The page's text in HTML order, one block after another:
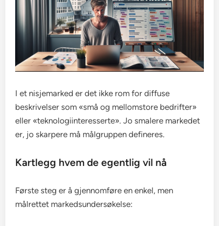
I et nisjemarked er det ikke rom for diffuse
beskrivelser som «små og mellomstore bedrifter»
eller «teknologiinteresserte». Jo smalere markedet
er, jo skarpere må målgruppen defineres.
Kartlegg hvem de egentlig vil nå
Første steg er å gjennomføre en enkel, men
målrettet markedsundersøkelse: